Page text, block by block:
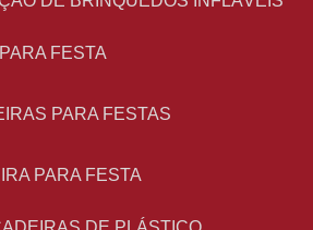
FESTA
PARA FESTAS
PARA FESTA